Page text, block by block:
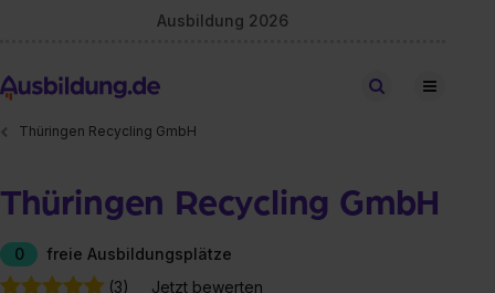
Ausbildung 2026
Stellen finden
Thüringen Recycling GmbH
Thüringen Recycling GmbH
0
freie Ausbildungsplätze
(3)
Jetzt bewerten